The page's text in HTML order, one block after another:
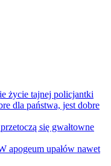
życie tajnej policjantki
dla państwa, jest dobre
się gwałtowne
apogeum upałów nawet